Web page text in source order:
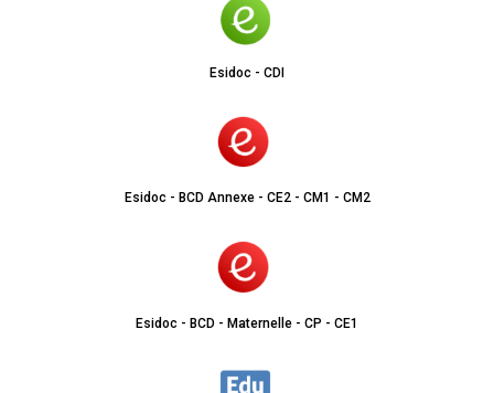
Esidoc - CDI
Esidoc - BCD Annexe - CE2 - CM1 - CM2
Esidoc - BCD - Maternelle - CP - CE1